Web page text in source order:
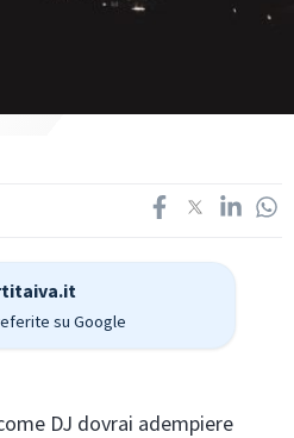
su Google
DJ dovrai adempiere